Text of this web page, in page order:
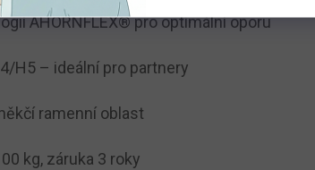
AHORNFLEX® pro optimální oporu
H5 – ideální pro partnery
ramenní oblast
kg, záruka 3 roky